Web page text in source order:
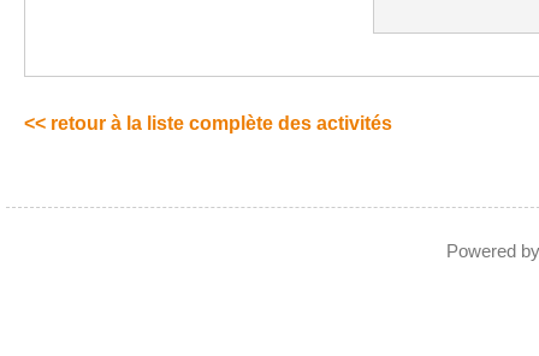
<< retour à la liste complète des activités
Powered